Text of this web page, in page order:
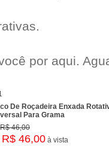
por aqui.
De Roçadeira Enxada
Para Grama
R$ 46,00
R$ 46,00 à vista